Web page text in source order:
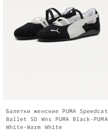
Балетки женские PUMA Speedcat
Ballet SD Wns PUMA Black-PUMA
White-Warm White